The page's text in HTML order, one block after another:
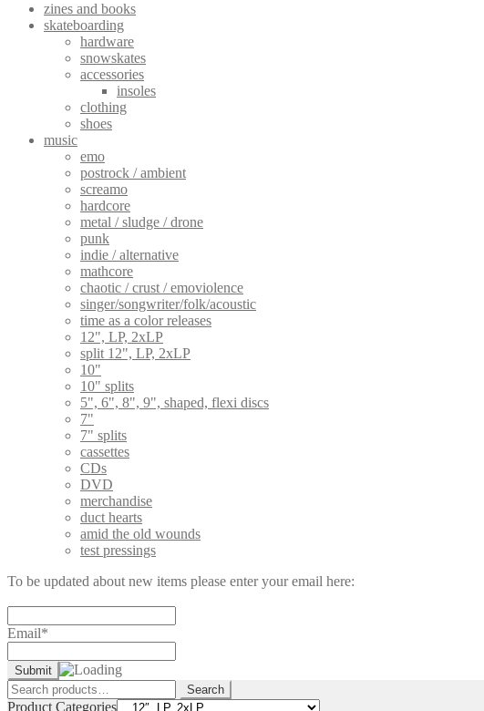
zines and books
skateboarding
hardware
snowskates
accessories
insoles
clothing
shoes
music
emo
postrock / ambient
screamo
hardcore
metal / sludge / drone
punk
indie / alternative
mathcore
chaotic / crust / emoviolence
singer/songwriter/folk/acoustic
time as a color releases
12", LP, 2xLP
split 12", LP, 2xLP
10"
10" splits
5", 6", 8", 9", shaped, flexi discs
7"
7" splits
cassettes
CDs
DVD
merchandise
duct hearts
amid the old wounds
test pressings
To be updated about new items please enter your email here:
Email*
Search
for:
Search
Product Categories